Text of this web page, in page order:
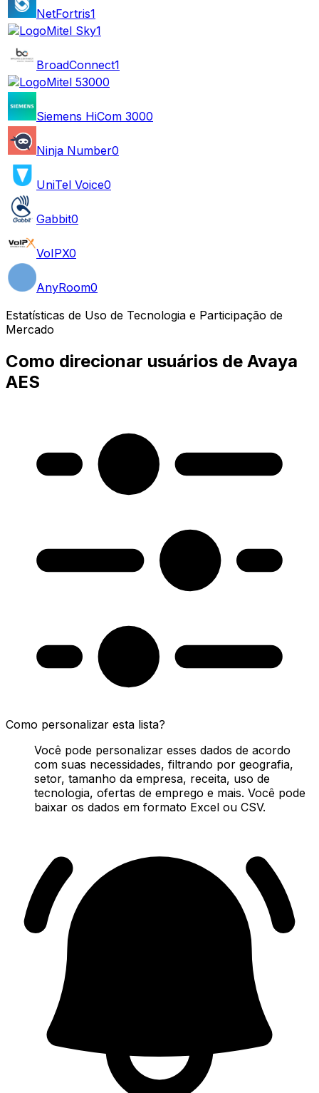
NetFortris1
Mitel Sky1
BroadConnect1
Mitel 53000
Siemens HiCom 3000
Ninja Number0
UniTel Voice0
Gabbit0
VoIPX0
AnyRoom0
Estatísticas de Uso de Tecnologia e Participação de
Mercado
Como direcionar usuários de Avaya
AES
Como personalizar esta lista?
Você pode personalizar esses dados de acordo
com suas necessidades, filtrando por geografia,
setor, tamanho da empresa, receita, uso de
tecnologia, ofertas de emprego e mais. Você pode
baixar os dados em formato Excel ou CSV.